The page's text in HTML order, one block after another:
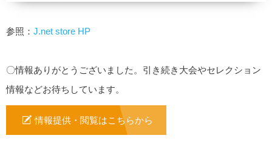
参照： J.net store HP
〇情報ありがとうございました。引き続き大会やセレクション
情報などお待ちしています。
情報提供・閲覧はこちらから